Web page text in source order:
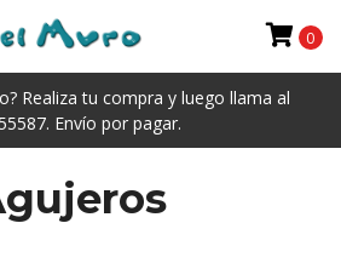
Realiza tu compra y luego llama al
Envío por pagar.
0